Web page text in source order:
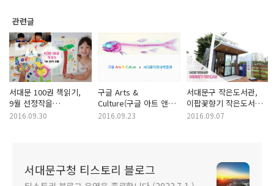
관련글
서대문 100권 책읽기,
9월 선정작을
소개합니다. 책과
2016.09.30
구글 Arts &
Culture(구글 아트 앤
컬처)와
2016.09.23
서대문구 작은도서관,
이팝꽃향기 작은도서관!
컨테이너의 변신!
2016.09.07
서대문구청 티스토리 블로그